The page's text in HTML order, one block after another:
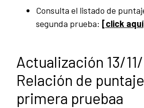
Consulta el listado de
segunda prueba: [click
Actualización 13/
Relación de
primera pruebaa